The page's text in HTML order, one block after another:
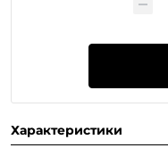
Характеристики